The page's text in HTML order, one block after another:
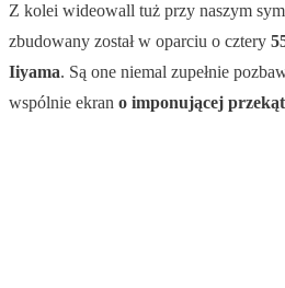
Z kolei wideowall tuż przy naszym
zbudowany został w oparciu o cztery
Iiyama. Są one niemal zupełnie
wspólnie ekran o imponującej